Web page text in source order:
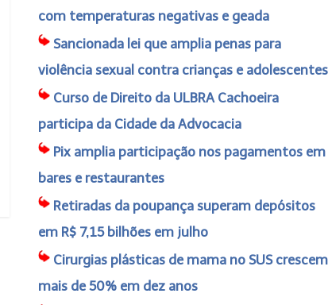
com temperaturas negativas e geada
Sancionada lei que amplia penas para
violência sexual contra crianças e adolescentes
Curso de Direito da ULBRA Cachoeira
participa da Cidade da Advocacia
Pix amplia participação nos pagamentos em
bares e restaurantes
Retiradas da poupança superam depósitos
em R$ 7,15 bilhões em julho
Cirurgias plásticas de mama no SUS crescem
mais de 50% em dez anos